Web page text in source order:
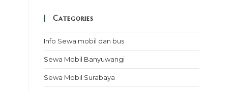
Categories
Info Sewa mobil dan bus
Sewa Mobil Banyuwangi
Sewa Mobil Surabaya